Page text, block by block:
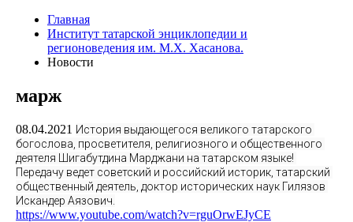
Главная
Институт татарской энциклопедии и
регионоведения им. М.Х. Хасанова.
Новости
марж
08.04.2021 История выдающегося великого татарского
богослова, просветителя, религиозного и общественного
деятеля Шигабутдина Марджани на татарском языке!
Передачу ведет советский и российский историк, татарский
общественный деятель, доктор исторических наук Гилязов
Искандер Аязович.
https://www.youtube.com/watch?v=rguOrwEJyCE